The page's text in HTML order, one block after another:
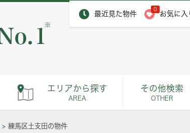
最近見た物件
0
お気に入
※
エリアから探す
AREA
その他検索
OTHER
> 練馬区土支田の物件